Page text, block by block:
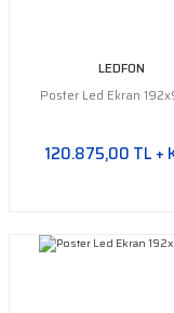
LEDFON
Poster Led Ekran
120.875,00 TL +